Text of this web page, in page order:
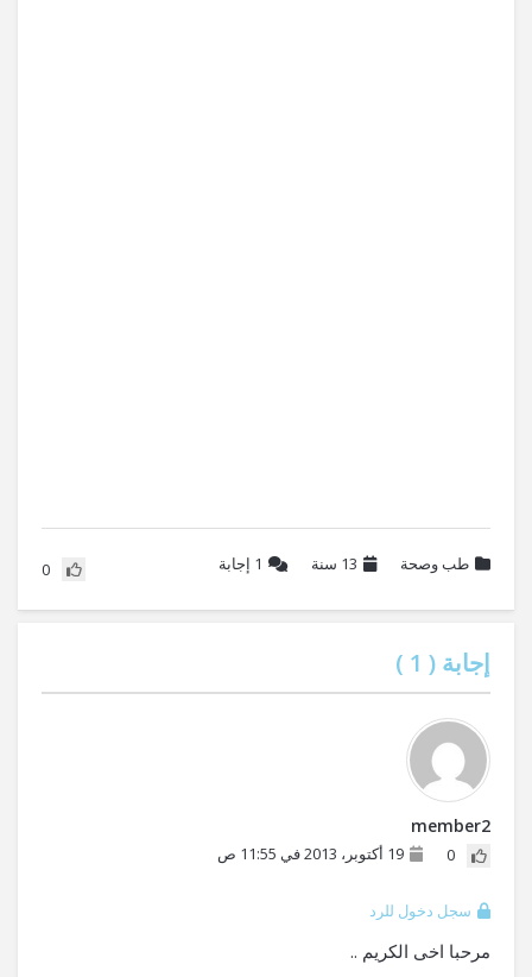
طب وصحة 13 سنة 1 إجابة 0
إجابة ( 1
)
member2
0 19 أكتوبر، 2013 في 11:55 ص
سجل دخول للرد
مرحبا اخى الكريم ..